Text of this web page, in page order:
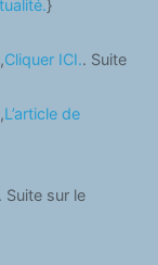
}
Cliquer ICI.. Suite
L’article de
. Suite sur le